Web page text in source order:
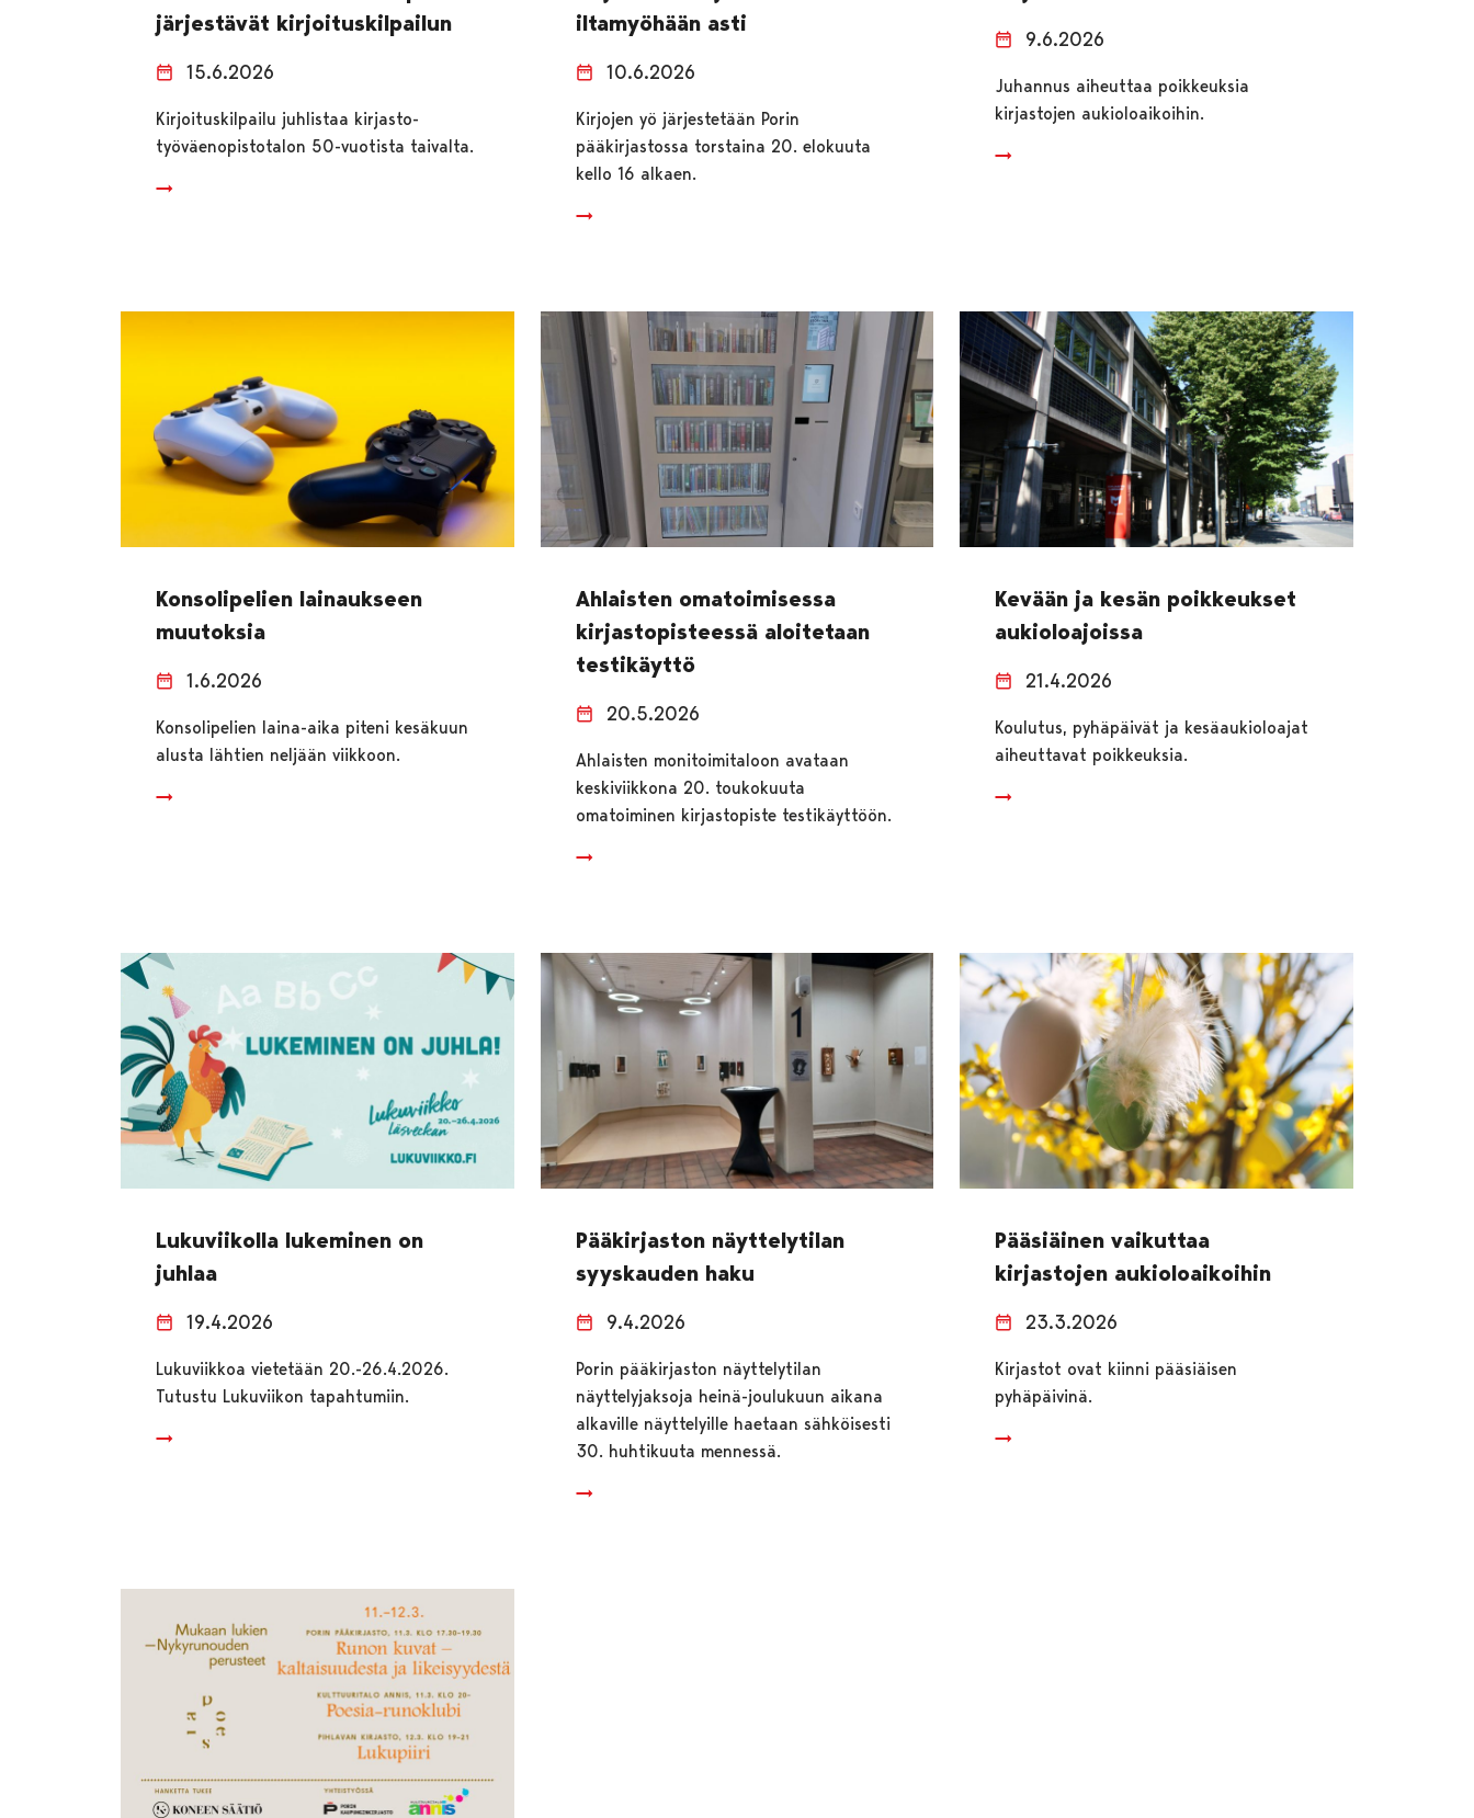
järjestävät kirjoituskilpailun
15.6.2026
Kirjoituskilpailu juhlistaa kirjasto-
työväenopistotalon 50-vuotista taivalta.
iltamyöhään asti
10.6.2026
Kirjojen yö järjestetään Porin
pääkirjastossa torstaina 20. elokuuta
kello 16 alkaen.
9.6.2026
Juhannus aiheuttaa poikkeuksia
kirjastojen aukioloaikoihin.
Konsolipelien lainaukseen
muutoksia
1.6.2026
Konsolipelien laina-aika piteni kesäkuun
alusta lähtien neljään viikkoon.
Ahlaisten omatoimisessa
kirjastopisteessä aloitetaan
testikäyttö
20.5.2026
Ahlaisten monitoimitaloon avataan
keskiviikkona 20. toukokuuta
omatoiminen kirjastopiste testikäyttöön.
Kevään ja kesän poikkeukset
aukioloajoissa
21.4.2026
Koulutus, pyhäpäivät ja kesäaukioloajat
aiheuttavat poikkeuksia.
Lukuviikolla lukeminen on
juhlaa
19.4.2026
Lukuviikkoa vietetään 20.-26.4.2026.
Tutustu Lukuviikon tapahtumiin.
Pääkirjaston näyttelytilan
syyskauden haku
9.4.2026
Porin pääkirjaston näyttelytilan
näyttelyjaksoja heinä-joulukuun aikana
alkaville näyttelyille haetaan sähköisesti
30. huhtikuuta mennessä.
Pääsiäinen vaikuttaa
kirjastojen aukioloaikoihin
23.3.2026
Kirjastot ovat kiinni pääsiäisen
pyhäpäivinä.